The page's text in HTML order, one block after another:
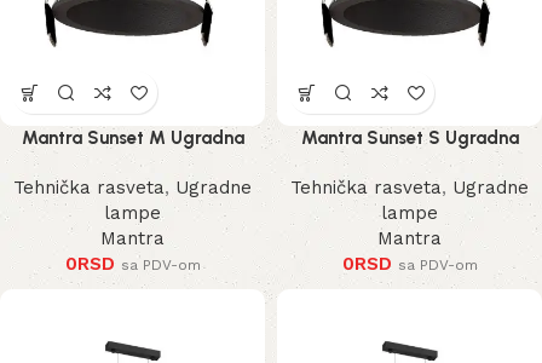
Mantra Sunset M Ugradna
Lampa
Tehnička rasveta, Ugradne
lampe
Mantra
0RSD sa PDV-om
Mantra Sunset S Ugradna
Lampa
Tehnička rasveta, Ugradne
lampe
Mantra
0RSD sa PDV-om